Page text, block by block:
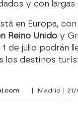
y con largas
en Europa, con
Reino Unido y
1 de julio podrán
los destinos
| Madrid | 21/